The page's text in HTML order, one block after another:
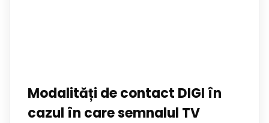
Modalități de contact DIGI în
cazul în care semnalul TV